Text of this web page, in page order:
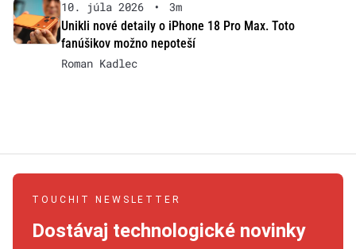
10. júla 2026 •
3m
Unikli nové detaily o iPhone 18 Pro Max. Toto
fanúšikov možno nepoteší
Roman Kadlec
TOUCHIT NEWSLETTER
Dostávaj technologické novinky